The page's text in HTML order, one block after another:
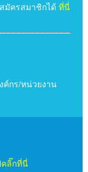
มัครสมาชิกได้ ที่นี่
ค์กร/หน่วยงาน
คลิ๊กที่นี่